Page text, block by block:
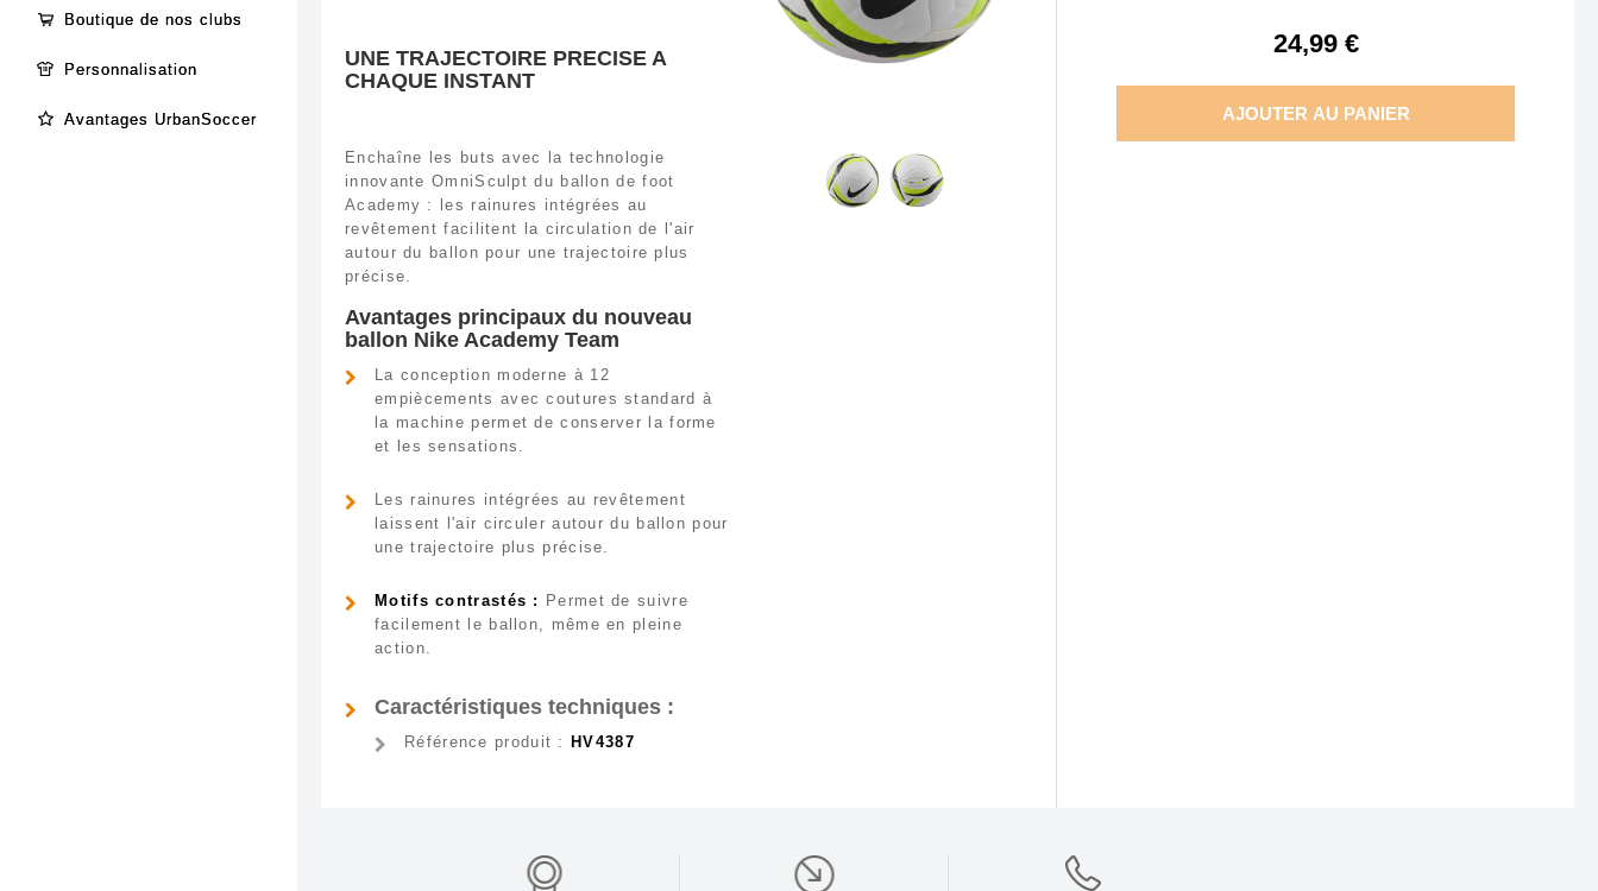
Boutique de nos clubs
Personnalisation
Avantages UrbanSoccer
UNE TRAJECTOIRE PRECISE A
CHAQUE INSTANT
Enchaîne les buts avec la technologie
innovante OmniSculpt du ballon de foot
Academy : les rainures intégrées au
revêtement facilitent la circulation de l'air
autour du ballon pour une trajectoire plus
précise.
Avantages principaux du nouveau
ballon Nike Academy Team
La conception moderne à 12
empiècements avec coutures standard à
la machine permet de conserver la forme
et les sensations.
Les rainures intégrées au revêtement
laissent l'air circuler autour du ballon pour
une trajectoire plus précise.
Motifs contrastés :
Permet de suivre
facilement le ballon, même en pleine
action.
Caractéristiques techniques :
Référence produit : HV4387
24,99 €
AJOUTER AU PANIER